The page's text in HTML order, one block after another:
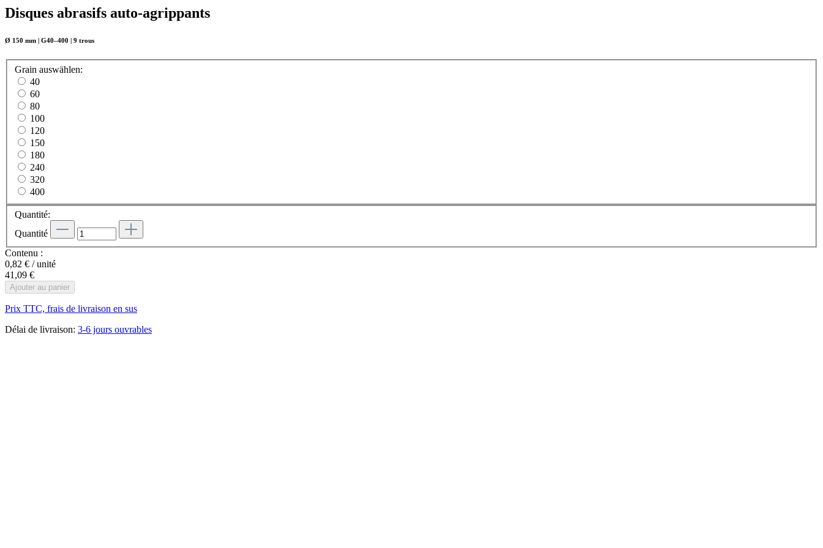
Disques abrasifs auto-agrippants
Ø 150 mm | G40–400 | 9 trous
Grain auswählen:
40
60
80
100
120
150
180
240
320
400
Quantité:
Quantité
Contenu :
0,82 € / unité
41,09 €
Ajouter au panier
Prix TTC, frais de livraison en sus
Délai de livraison: 3-6 jours ouvrables